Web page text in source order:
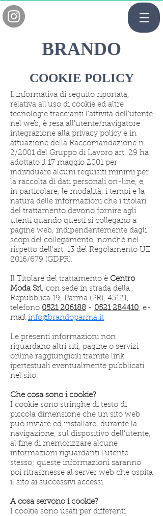
BRANDO
COOKIE POLICY
L'informativa di seguito riportata,
relativa all'uso di cookie ed altre
tecnologie traccianti l’attività dell’utente
nel web, è resa all'utente/navigatore
integrazione alla privacy policy e in
attuazione della Raccomandazione n.
2/2001 del Gruppo di Lavoro art. 29 ha
adottato il 17 maggio 2001 per
individuare alcuni requisiti minimi per
la raccolta di dati personali on-line, e,
in particolare, le modalità, i tempi e la
natura delle informazioni che i titolari
del trattamento devono fornire agli
utenti quando questi si collegano a
pagine web, indipendentemente dagli
scopi del collegamento, nonchè nel
rispetto dell'art. 13 del Regolamento UE
2016/679 (GDPR).
Il Titolare del trattamento è Centro
Moda Srl, con sede in strada della
Repubblica 19, Parma (PR), 43121,
telefono 0521 206188 - 0521 284410, e-
mail info@brandoparma.it
Le presenti informazioni non
riguardano altri siti, pagine o servizi
online raggiungibili tramite link
ipertestuali eventualmente pubblicati
nel sito.
Che cosa sono i cookie?
I cookie sono stringhe di testo di
piccola dimensione che un sito web
può inviare ed installare, durante la
navigazione, sul dispositivo dell'utente,
al fine di memorizzare alcune
informazioni riguardanti l’utente
stesso; queste informazioni saranno
poi ritrasmesse al server web che ospita
il sito ai successivi accessi.
A cosa servono i cookie?
I cookie sono usati per differenti